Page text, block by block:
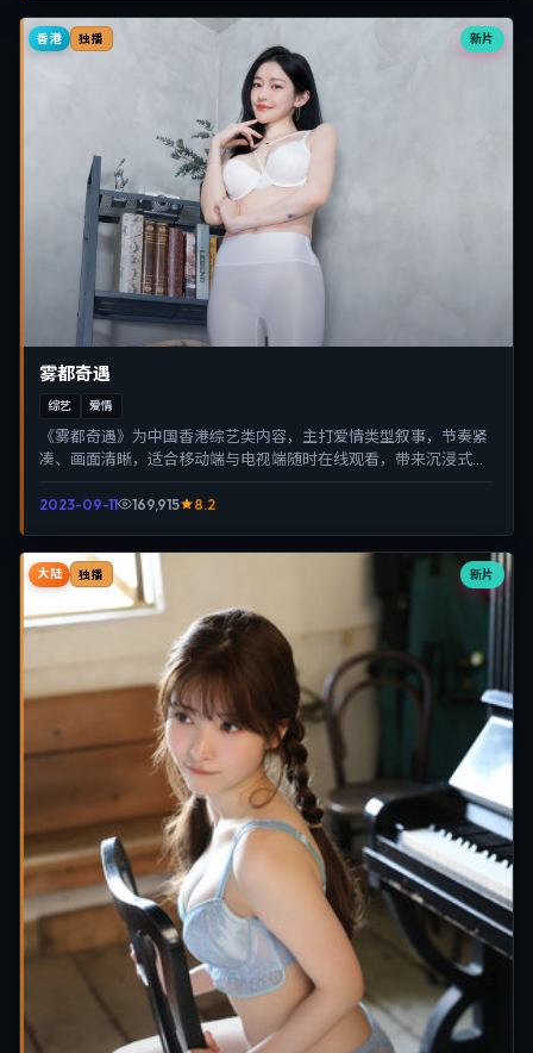
新片
香港 独播
雾都奇遇
综艺 爱情
《雾都奇遇》为中国香港综艺类内容，主打爱情类型叙事，节奏紧
凑、画面清晰，适合移动端与电视端随时在线观看，带来沉浸式视
2023-09-11 169,915 8.2
新片
大陆 独播